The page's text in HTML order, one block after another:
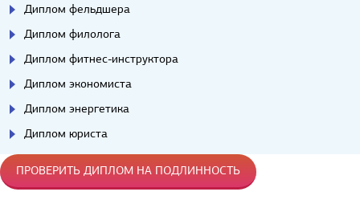
Диплом фельдшера
Диплом филолога
Диплом фитнес-инструктора
Диплом экономиста
Диплом энергетика
Диплом юриста
ПРОВЕРИТЬ ДИПЛОМ НА ПОДЛИННОСТЬ